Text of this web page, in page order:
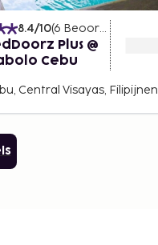
8.4/10(6 Beoordelingen
Plus @
Cebu
Central Visayas, Filipijnen